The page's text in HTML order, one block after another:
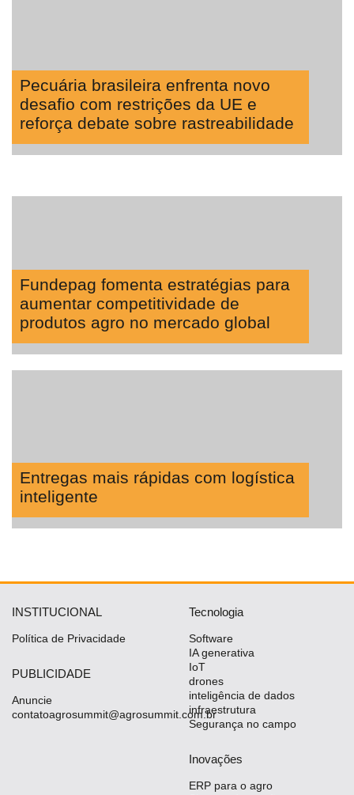
Pecuária brasileira enfrenta novo
desafio com restrições da UE e
reforça debate sobre rastreabilidade
Fundepag fomenta estratégias para
aumentar competitividade de
produtos agro no mercado global
Entregas mais rápidas com logística
inteligente
INSTITUCIONAL
Política de Privacidade
PUBLICIDADE
Anuncie
contatoagrosummit@agrosummit.com.br
Tecnologia
Software
IA generativa
IoT
drones
inteligência de dados
infraestrutura
Segurança no campo
Inovações
ERP para o agro